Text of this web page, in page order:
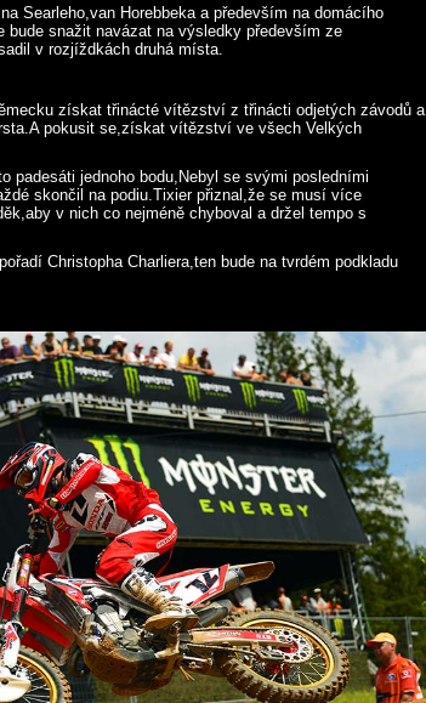
Searleho,van Horebbeka a především na domácího
bude snažit navázat na výsledky především ze
v rozjíždkách druhá místa.
získat třinácté vítězství z třinácti odjetých závodů a
pokusit se,získat vítězství ve všech Velkých
padesáti jednoho bodu,Nebyl se svými posledními
skončil na podiu.Tixier přiznal,že se musí více
v nich co nejméně chyboval a držel tempo s
Christopha Charliera,ten bude na tvrdém podkladu